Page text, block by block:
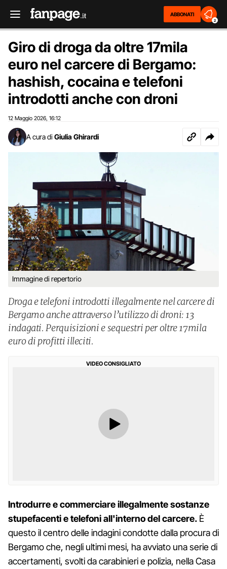
ABBONATI
2
Giro di droga da oltre 17mila
euro nel carcere di Bergamo:
hashish, cocaina e telefoni
introdotti anche con droni
12 Maggio 2026 16:12
A cura di Giulia Ghirardi
Immagine di repertorio
Droga e telefoni introdotti illegalmente nel carcere di
Bergamo anche attraverso l’utilizzo di droni: 13
indagati. Perquisizioni e sequestri per oltre 17mila
euro di profitti illeciti.
VIDEO CONSIGLIATO
Introdurre e commerciare illegalmente sostanze
stupefacenti e telefoni all'interno del carcere. È
questo il centro delle indagini condotte dalla procura di
Bergamo che, negli ultimi mesi, ha avviato una serie di
accertamenti, svolti da carabinieri e polizia, nella Casa